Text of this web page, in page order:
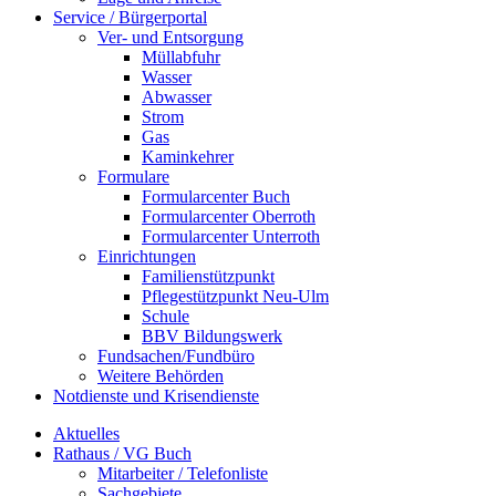
Service / Bürgerportal
Ver- und Entsorgung
Müllabfuhr
Wasser
Abwasser
Strom
Gas
Kaminkehrer
Formulare
Formularcenter Buch
Formularcenter Oberroth
Formularcenter Unterroth
Einrichtungen
Familienstützpunkt
Pflegestützpunkt Neu-Ulm
Schule
BBV Bildungswerk
Fundsachen/Fundbüro
Weitere Behörden
Notdienste und Krisendienste
Aktuelles
Rathaus / VG Buch
Mitarbeiter / Telefonliste